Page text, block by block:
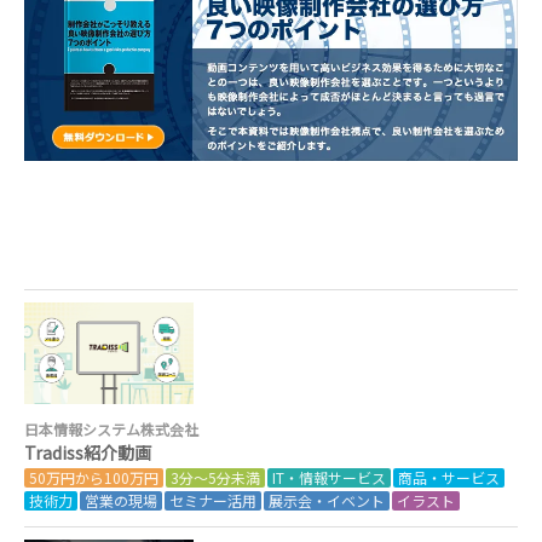
日本情報システム株式会社
Tradiss紹介動画
50万円から100万円 3分～5分未満 IT・情報サービス
商品・サービス
技術力
営業の現場 セミナー活用 展示会・イベント イラスト